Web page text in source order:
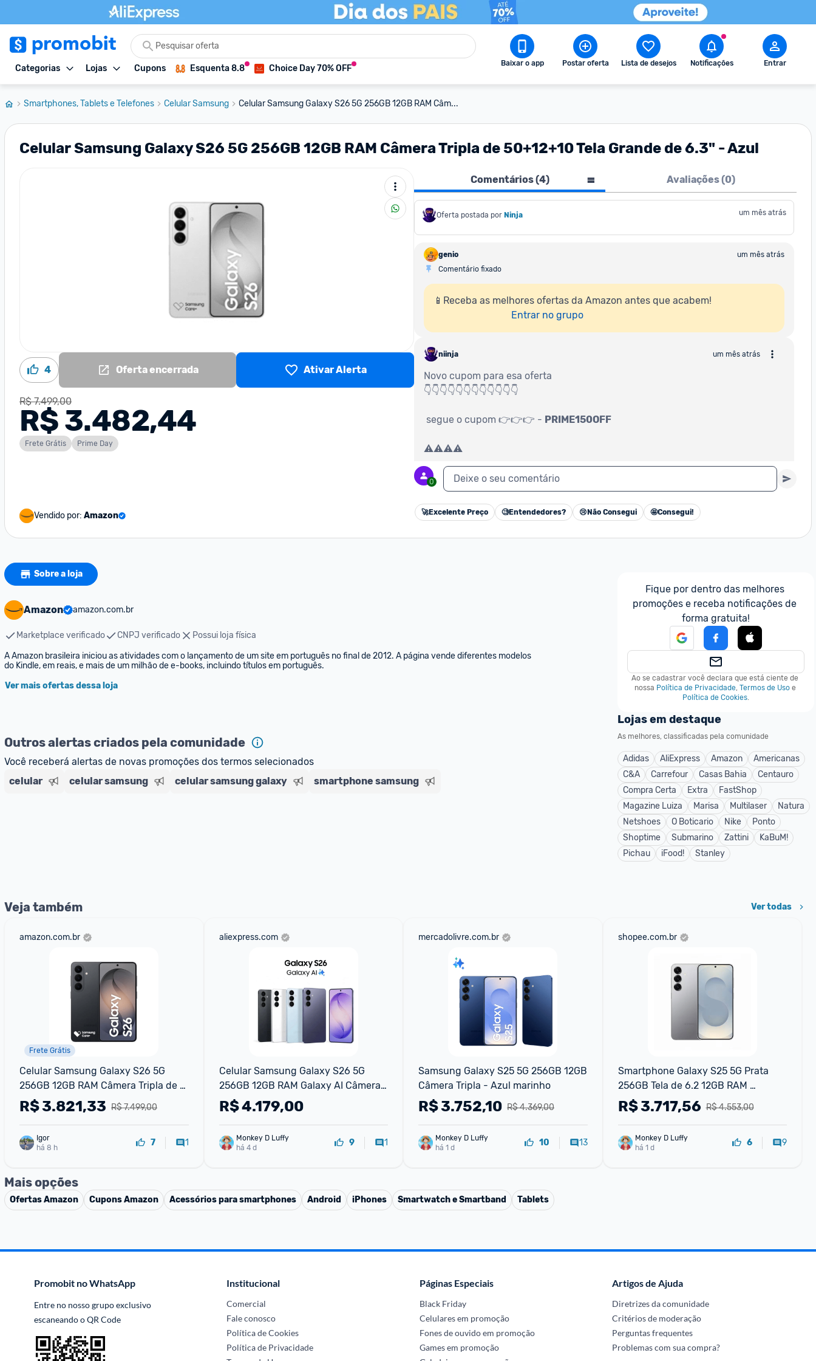
Categorias Lojas Cupons Esquenta 8.8 Choice Day 70% OFF Baixar o app Postar oferta Lista de desejos Notificações Entrar
Smartphones, Tablets e Telefones Celular Samsung Celular Samsung Galaxy S26 5G 256GB 12GB RAM Câm...
Celular Samsung Galaxy S26 5G 256GB 12GB RAM Câmera Tripla de 50+12+10 Tela Grande de 6.3" - Azul
4 Oferta encerrada Ativar Alerta
R$ 7.499,00
R$ 3.482,44
Frete Grátis Prime Day
Vendido por: Amazon
Comentários (4) Avaliações (0)
Oferta postada por Ninja um mês atrás
genio
um mês atrás
Comentário fixado
📱Receba as melhores ofertas da Amazon antes que acabem!
Entrar no grupo
niinja um mês atrás
Novo cupom para esa oferta
👇​👇​👇​👇​👇​👇​👇​👇​👇​👇​👇​👇​
segue o cupom 👉​👉​👉​ - PRIME150OFF
⚠️⚠️⚠️⚠️
0 Responder
niinja
Novo cupom para esa oferta
um mês atrás
0 Deixe o seu comentário
🚀Excelente Preço 🧐Entendedores? 😢 Não Consegui 🤩Consegui!
Sobre a loja
Amazon amazon.com.br
Marketplace verificado CNPJ verificado
Possui loja física
A Amazon brasileira iniciou as atividades com o lançamento de um site em português no final de 2012. A página vende diferentes modelos
do Kindle, em reais, e mais de um milhão de e-books, incluindo títulos em português.
Ver mais ofertas dessa loja
Outros alertas criados pela comunidade
Você receberá alertas de novas promoções dos termos selecionados
celular
celular samsung celular samsung galaxy smartphone samsung
Fique por dentro das melhores
promoções e receba notificações de
forma gratuita!
Ao se cadastrar você declara que está ciente de
nossa Política de Privacidade, Termos de Uso e
Política de Cookies.
Lojas em destaque
As melhores, classificadas pela comunidade
Adidas AliExpress Amazon
Americanas
C&A
Carrefour Casas Bahia
Centauro
Compra Certa
Extra
FastShop
Magazine Luiza
Marisa Multilaser
Natura
Netshoes
O Boticario Nike
Ponto
Shoptime
Submarino Zattini
KaBuM!
Pichau
iFood! Stanley
Veja também Ver todas
amazon.com.br
Frete Grátis
Celular Samsung Galaxy S26 5G
256GB 12GB RAM Câmera Tripla de
50+12+10 Tela Grande de 6.3" - Preto
R$ 7.499,00
R$3.821,33
Igor
há 8 h
7 1
aliexpress.com
Celular Samsung Galaxy S26 5G
256GB 12GB RAM Galaxy AI Câmera
Tripla de 50+12+10 Tela de 6.3
R$4.179,00
Monkey D Luffy
há 4 d
9 1
mercadolivre.com.br
Samsung Galaxy S25 5G 256GB 12GB
Câmera Tripla - Azul marinho
R$ 4.369,00
R$3.752,10
Monkey D Luffy
há 1 d
10 13
shopee.com.br
Smartphone Galaxy S25 5G Prata
256GB Tela de 6.2 12GB RAM
Samsung
R$ 4.553,00
R$3.717,56
Monkey D Luffy
há 1 d
6 9
Mais opções
OfertasAmazon CuponsAmazon Acessórios para smartphones Android iPhones Smartwatch e Smartband Tablets
Promobit no WhatsApp
Entre no nosso grupo exclusivo
escaneando o QR Code
Institucional
Comercial
Fale conosco
Política de Cookies
Política de Privacidade
Páginas Especiais
Black Friday
Celulares em promoção
Fones de ouvido em promoção
Games em promoção
Artigos de Ajuda
Diretrizes da comunidade
Critérios de moderação
Perguntas frequentes
Problemas com sua compra?